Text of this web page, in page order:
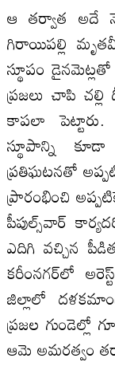
ఆ తర్వాత అదే
గిరాయిపల్లి
స్థూపం
ప్రజలు చాపి
కాపలా పెట్టారు.
స్థూపాన్ని
ప్రతిఘటనతో
ప్రారంభించి
పీపుల్స్‌వార్‌
ఎదిగి వచ్చిన
కరీంనగర్‌లో
జిల్లాలో
ప్రజల గుండెల్లో
ఆమె అమరత్వం